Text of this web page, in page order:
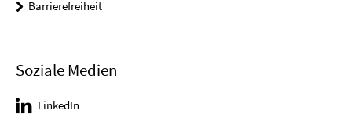
Barrierefreiheit
Soziale Medien
LinkedIn